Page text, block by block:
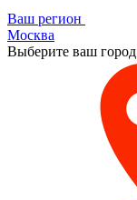
Ваш регион
Москва
Выберите ваш город